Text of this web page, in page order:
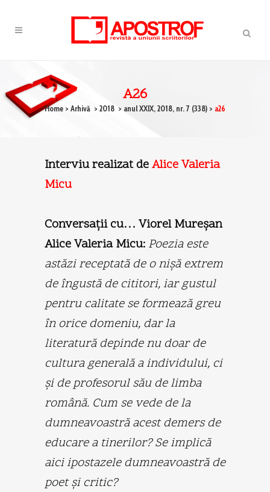
A26
Home > Arhivă > 2018 > anul XXIX, 2018, nr. 7 (338) > a26
Interviu realizat deAlice Valeria
Micu
Conversaţii cu… Viorel Mureşan
Alice Valeria Micu: Poezia este
astăzi receptată de o nişă extrem
de îngustă de cititori, iar gustul
pentru calitate se formează greu
în orice domeniu, dar la
literatură depinde nu doar de
cultura generală a individului, ci
şi de profesorul său de limba
română. Cum se vede de la
dumneavoastră acest demers de
educare a tinerilor? Se implică
aici ipostazele dumneavoastră de
poet şi critic?